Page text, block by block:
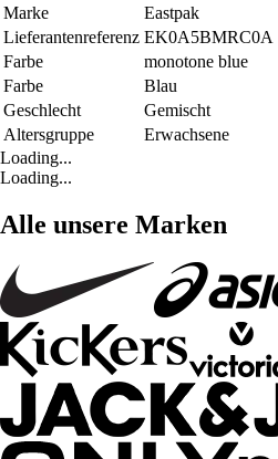
Marke
Eastpak
Lieferantenreferenz EK0A5BMRC0A
Farbe
monotone blue
Farbe
Blau
Geschlecht
Gemischt
Altersgruppe
Erwachsene
Loading...
Loading...
Alle unsere Marken